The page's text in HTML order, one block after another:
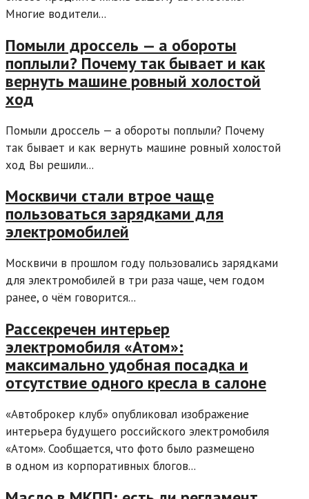
Многие водители...
Помыли дроссель — а обороты
поплыли? Почему так бывает и как
вернуть машине ровный холостой
ход
Помыли дроссель — а обороты поплыли? Почему
так бывает и как вернуть машине ровный холостой
ход Вы решили...
Москвичи стали втрое чаще
пользоваться зарядками для
электромобилей
Москвичи в прошлом году пользовались зарядками
для электромобилей в три раза чаще, чем годом
ранее, о чём говорится...
Рассекречен интерьер
электромобиля «Атом»:
максимально удобная посадка и
отсутствие одного кресла в салоне
«Автоброкер клуб» опубликовал изображение
интерьера будущего российского электромобиля
«Атом». Сообщается, что фото было размещено
в одном из корпоративных блогов...